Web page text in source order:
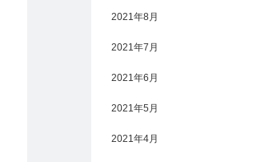
2021年8月
2021年7月
2021年6月
2021年5月
2021年4月